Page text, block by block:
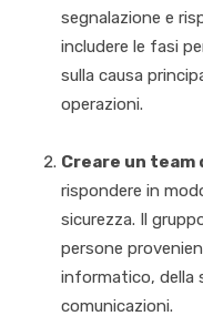
segnalazione e
includere le fasi
sulla causa
operazioni.
Creare un
rispondere in
sicurezza. Il
persone
informatico, della
comunicazioni.